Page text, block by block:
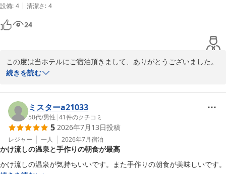
設備: 4 | 清潔さ: 4
24
この度は当ホテルにご宿泊頂きまして、ありがとうございました。
オール4の評価を頂きまして、重ねてお礼申し上げます。
お待ちしております。
ホテル 昭和＜山梨県＞
2026-07-27
続きを読む
ミスターa21033
50代/男性 |41件のクチコミ
5 2026年7月13日投稿
レジャー 一人 2026年7月宿泊
かけ流しの温泉と手作りの朝食が最高
かけ流しの温泉が気持ちいいです。また手作りの朝食が美味しいです。